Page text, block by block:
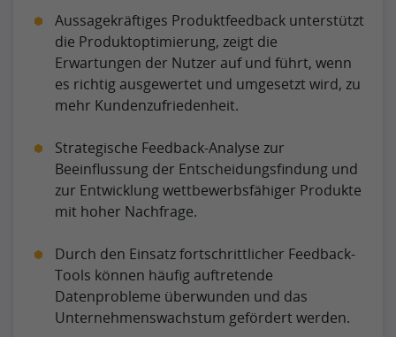
Aussagekräftiges Produktfeedback unterstützt
die Produktoptimierung, zeigt die
Erwartungen der Nutzer auf und führt, wenn
es richtig ausgewertet und umgesetzt wird, zu
mehr Kundenzufriedenheit.
Strategische Feedback-Analyse zur
Beeinflussung der Entscheidungsfindung und
zur Entwicklung wettbewerbsfähiger Produkte
mit hoher Nachfrage.
Durch den Einsatz fortschrittlicher Feedback-
Tools können häufig auftretende
Datenprobleme überwunden und das
Unternehmenswachstum gefördert werden.